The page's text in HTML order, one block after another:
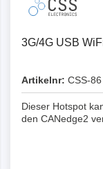
3G/4G USB
Artikelnr: CSS-86
Dieser Hotspot
den CANedge2